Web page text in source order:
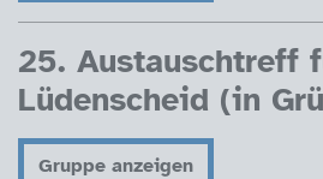
25. Austauschtreff
Lüdenscheid (in
Gruppe anzeigen